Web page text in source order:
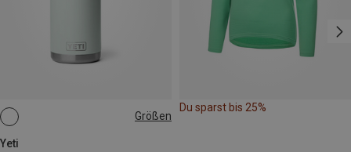
Größen
Yeti
1,6L
Du sparst bis 25%